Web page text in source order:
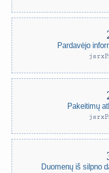
Pardavėjo
Pakeitimų
Duomenų iš silpno